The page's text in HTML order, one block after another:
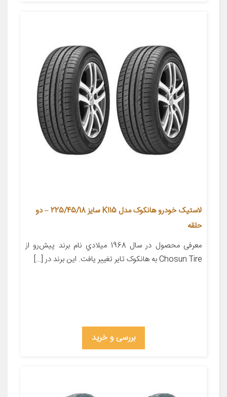
لاستیک خودرو هانکوک مدل K115 سایز 225/45/18 – دو
حلقه
معرفی محصول در سال 1968 ميلادي نام برند پيش‌رو از
Chosun Tire به هانکوک تاير تغيير يافت. اين برند در […]
بررسی و خرید